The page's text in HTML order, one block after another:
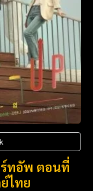
ทอัพ ตอนที่
ไทย